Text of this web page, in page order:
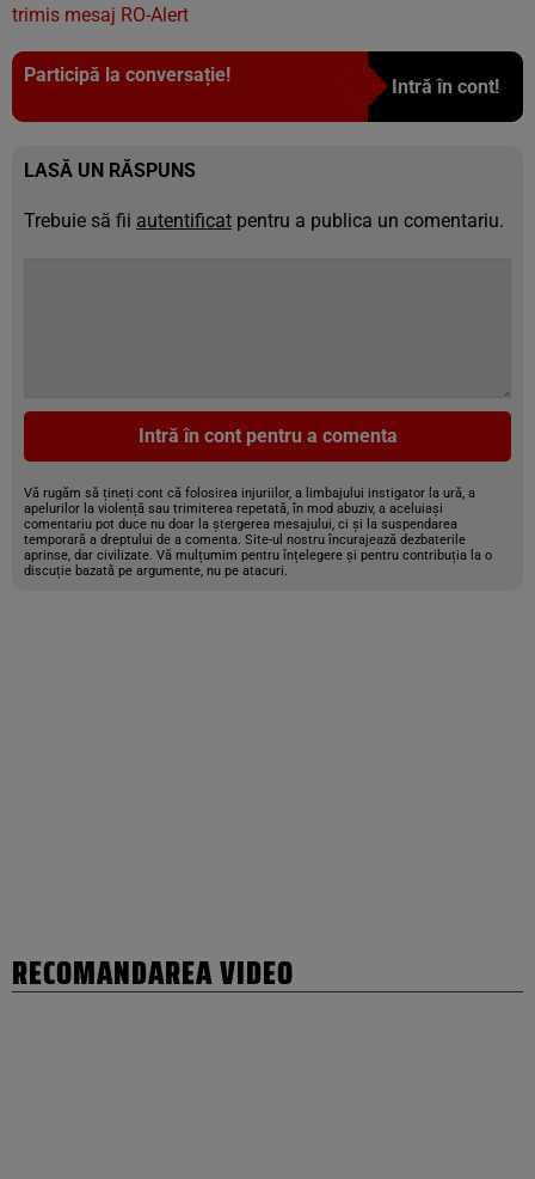
trimis mesaj RO-Alert
Participă la conversație!
Intră în cont!
LASĂ UN RĂSPUNS
Trebuie să fii autentificat pentru a publica un comentariu.
Intră în cont pentru a comenta
Vă rugăm să țineți cont că folosirea injuriilor, a limbajului instigator la ură, a
apelurilor la violență sau trimiterea repetată, în mod abuziv, a aceluiași
comentariu pot duce nu doar la ștergerea mesajului, ci și la suspendarea
temporară a dreptului de a comenta. Site-ul nostru încurajează dezbaterile
aprinse, dar civilizate. Vă mulțumim pentru înțelegere și pentru contribuția la o
discuție bazată pe argumente, nu pe atacuri.
RECOMANDAREA VIDEO